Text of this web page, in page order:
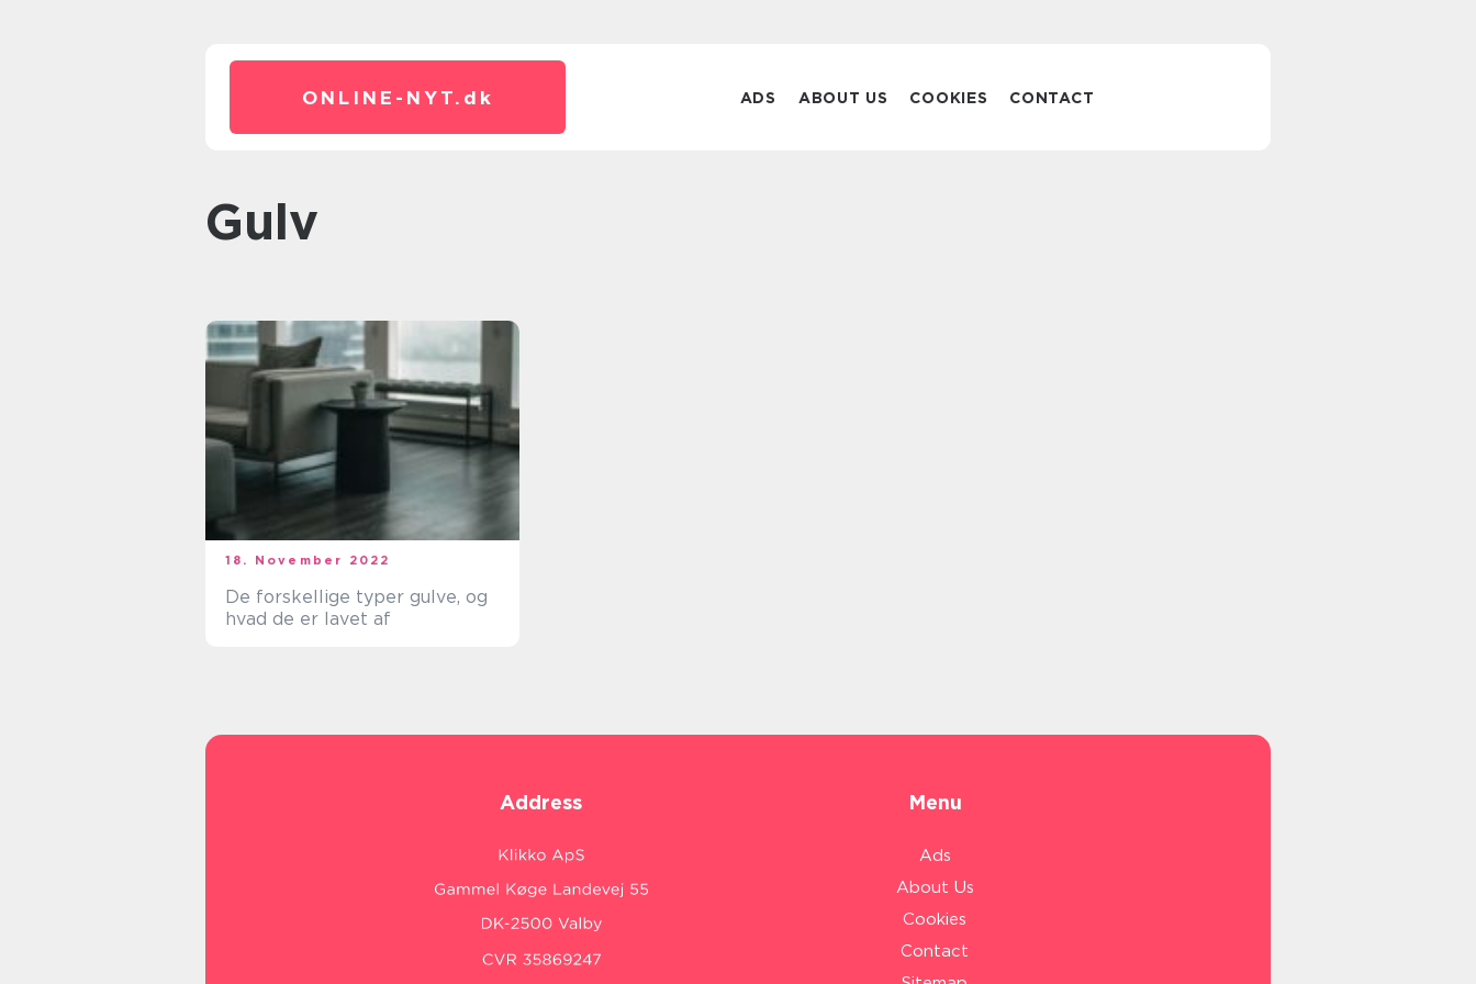
ONLINE-NYT. dk ADS ABOUT US COOKIES CONTACT
gulv
18. November 2022
De forskellige typer gulve, og
hvad de er lavet af
Address Menu
Ads
About Us
Cookies
Contact